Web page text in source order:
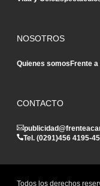
NOSOTROS
Quienes somosFrente a
CONTACTO
Tel. (0291)456 4195-
Todos los derechos